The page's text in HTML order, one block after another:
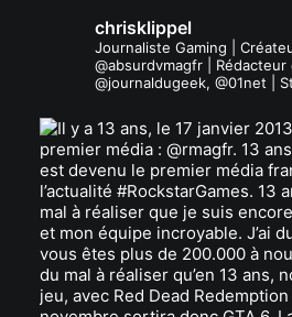
chrisklippel
Journaliste Gaming |
@absurdvmagfr | Rédacteur
@journaldugeek, @01net |